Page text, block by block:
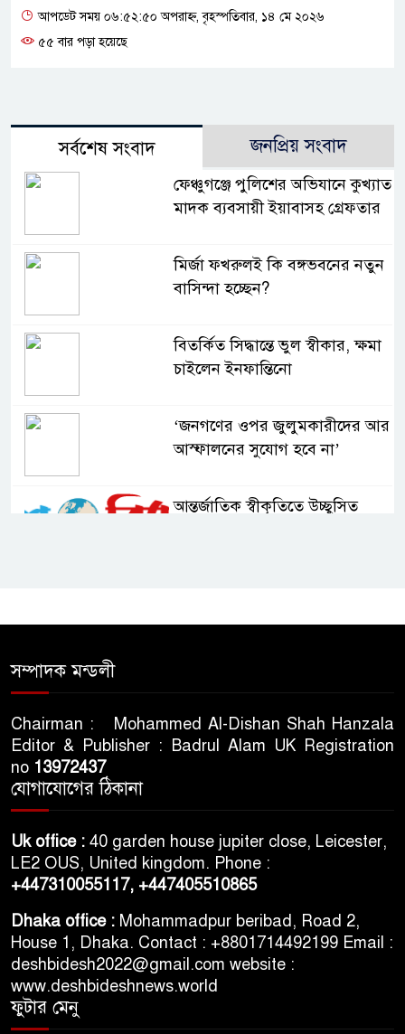
আপডেট সময় ০৬:৫২:৫০ অপরাহ্ন, বৃহস্পতিবার, ১৪ মে ২০২৬
৫৫ বার পড়া হয়েছে
সর্বশেষ সংবাদ জনপ্রিয় সংবাদ
ফেঞ্চুগঞ্জে পুলিশের অভিযানে কুখ্যাত
মাদক ব্যবসায়ী ইয়াবাসহ গ্রেফতার
মির্জা ফখরুলই কি বঙ্গভবনের নতুন
বাসিন্দা হচ্ছেন?
বিতর্কিত সিদ্ধান্তে ভুল স্বীকার, ক্ষমা
চাইলেন ইনফান্তিনো
‘জনগণের ওপর জুলুমকারীদের আর
আস্ফালনের সুযোগ হবে না’
আন্তর্জাতিক স্বীকৃতিতে উচ্ছ্বসিত
ভারতের স্বাধীনতা দিবসকে ‘ইন্ডিয়া
দুর্বল হয়েছে: ওয়াংচুক
জামায়াত জোটের
সম্পাদক মন্ডলী
Chairman : Mohammed Al-Dishan Shah Hanzala
Editor & Publisher : Badrul Alam UK Registration
no 13972437
যোগাযোগের ঠিকানা
Uk office : 40 garden house jupiter close, Leicester,
LE2 OUS, United kingdom. Phone :
+447310055117, +447405510865
Dhaka office : Mohammadpur beribad, Road 2,
House 1, Dhaka. Contact : +8801714492199 Email :
deshbidesh2022@gmail.com website :
www.deshbideshnews.world
ফুটার মেনু